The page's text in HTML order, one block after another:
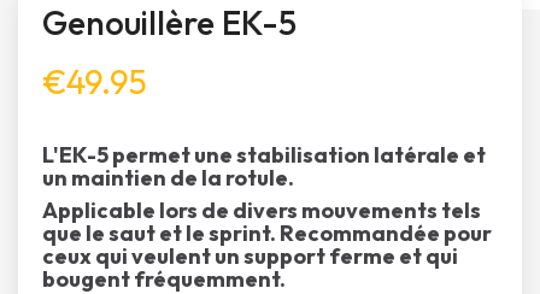
Genouillère EK-5
€49.95
L'EK-5 permet une stabilisation latérale et
un maintien de la rotule.
Applicable lors de divers mouvements tels
que le saut et le sprint. Recommandée pour
ceux qui veulent un support ferme et qui
bougent fréquemment.